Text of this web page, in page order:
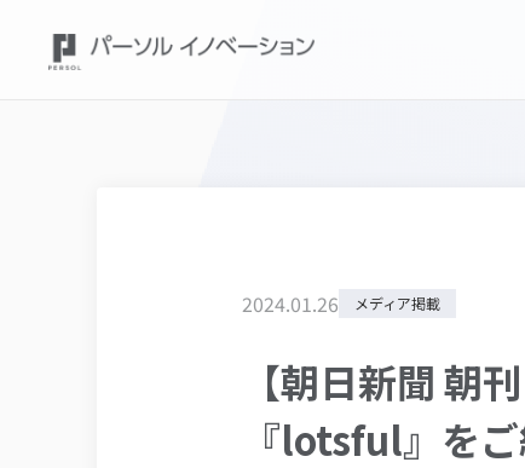
2024.01.26 メディア掲載
【朝日新聞 朝
『lotsful』を